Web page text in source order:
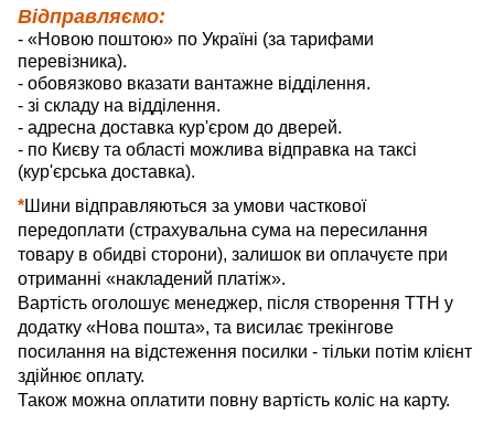
Відправляємо:
- «Новою поштою» по Україні (за тарифами
перевізника).
- обовязково вказати вантажне відділення.
- зі складу на відділення.
- адресна доставка кур'єром до дверей.
- по Києву та області можлива відправка на таксі
(кур'єрська доставка).
*Шини відправляються за умови часткової
передоплати (страхувальна сума на пересилання
товару в обидві сторони), залишок ви оплачуєте при
отриманні «накладений платіж».
Вартість оголошує менеджер, після створення ТТН у
додатку «Нова пошта», та висилає трекінгове
посилання на відстеження посилки - тільки потім клієнт
здійнює оплату.
Також можна оплатити повну вартість коліс на карту.